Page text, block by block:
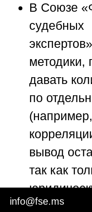
В Союзе
судебных
экспертов»
методики,
давать
по
вывод
так как
info@fse.ms